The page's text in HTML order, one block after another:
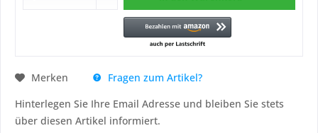
Merken
Fragen zum Artikel?
Hinterlegen Sie Ihre Email Adresse und bleiben Sie stets
über diesen Artikel informiert.